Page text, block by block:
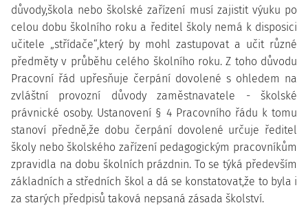
důvody,škola nebo školské zařízení musí zajistit výuku po
celou dobu školního roku a ředitel školy nemá k disposici
učitele „střídače“,který by mohl zastupovat a učit různé
předměty v průběhu celého školního roku. Z toho důvodu
Pracovní řád upřesňuje čerpání dovolené s ohledem na
zvláštní provozní důvody zaměstnavatele - školské
právnické osoby. Ustanovení § 4 Pracovního řádu k tomu
stanoví předně,že dobu čerpání dovolené určuje ředitel
školy nebo školského zařízení pedagogickým pracovníkům
zpravidla na dobu školních prázdnin. To se týká především
základních a středních škol a dá se konstatovat,že to byla i
za starých předpisů taková nepsaná zásada školství.